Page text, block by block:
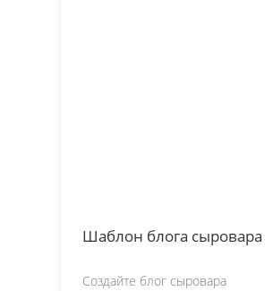
Шаблон блога сыровара
Создайте блог сыровара